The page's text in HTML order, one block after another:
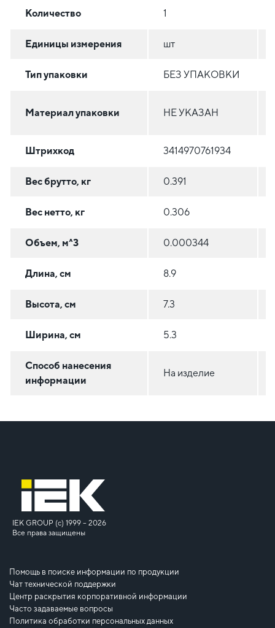
Количество 1
Единицы измерения шт
Тип упаковки БЕЗ УПАКОВКИ
Материал упаковки НЕ УКАЗАН
Штрихкод 3414970761934
Вес брутто, кг 0.391
Вес нетто, кг 0.306
Объем, м^3 0.000344
Длина, см 8.9
Высота, см 7.3
Ширина, см 5.3
Способ нанесения
информации
На изделие
IEK GROUP (c) 1999 – 2026
Все права защищены
Помощь в поиске информации по продукции
Чат технической поддержки
Центр раскрытия корпоративной информации
Часто задаваемые вопросы
Политика обработки персональных данных